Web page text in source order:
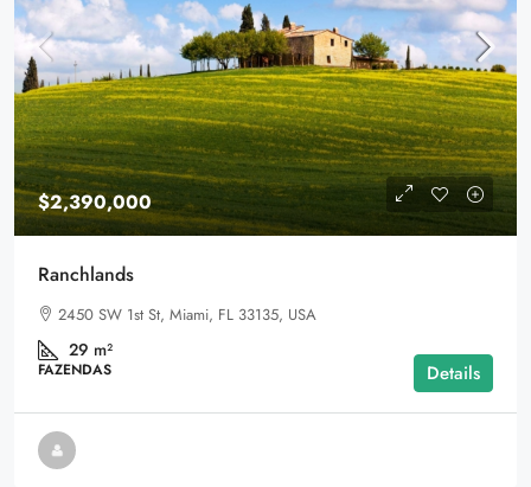
$2,390,000
Ranchlands
2450 SW 1st St, Miami, FL 33135, USA
29 m²
FAZENDAS Details